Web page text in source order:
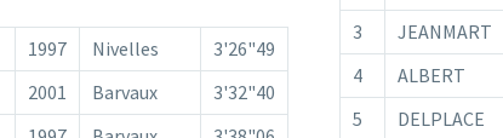
1997 Nivelles
3'26"49
2001 Barvaux
3'32"40
3
JEANMART
4
ALBERT
5
DELPLACE